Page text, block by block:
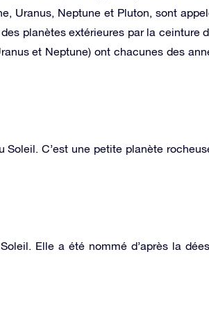
Uranus, Neptune et Pluton, sont
planètes extérieures par la ceinture
et Neptune) ont chacunes des
C’est une petite planète
Elle a été nommé d’après la